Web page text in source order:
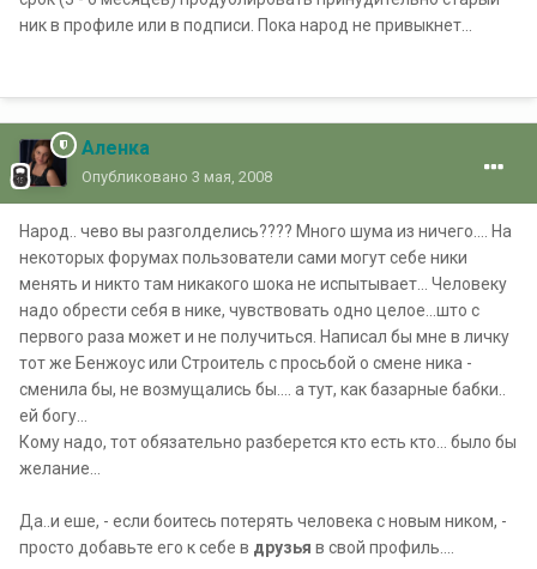
ник в профиле или в подписи. Пока народ не привыкнет...
Аленка
Опубликовано 3 мая, 2008
Народ.. чево вы разголделись???? Много шума из ничего.... На
некоторых форумах пользователи сами могут себе ники
менять и никто там никакого шока не испытывает... Человеку
надо обрести себя в нике, чувствовать одно целое...што с
первого раза может и не получиться. Написал бы мне в личку
тот же Бенжоус или Строитель с просьбой о смене ника -
сменила бы, не возмущались бы.... а тут, как базарные бабки..
ей богу...
Кому надо, тот обязательно разберется кто есть кто... было бы
желание...
Да..и еше, - если боитесь потерять человека с новым ником, -
просто добавьте его к себе в друзья в свой профиль....